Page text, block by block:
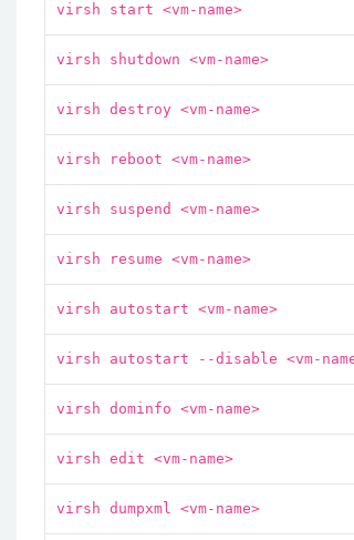
virsh start <vm-name>
virsh shutdown <vm-name>
virsh destroy <vm-name>
virsh reboot <vm-name>
virsh suspend <vm-name>
virsh resume <vm-name>
virsh autostart <vm-name>
virsh autostart --disable <vm-
virsh dominfo <vm-name>
virsh edit <vm-name>
virsh dumpxml <vm-name>